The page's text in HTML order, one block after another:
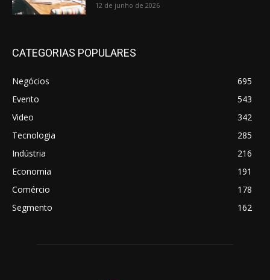
12 de junho de 2026
CATEGORIAS POPULARES
Negócios
695
Evento
543
Video
342
Tecnologia
285
Indústria
216
Economia
191
Comércio
178
Segmento
162